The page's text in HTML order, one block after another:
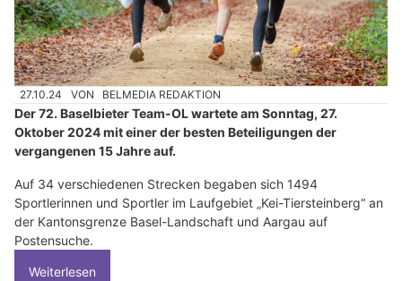
27.10.24 VON BELMEDIA REDAKTION
Der 72. Baselbieter Team-OL wartete am Sonntag, 27.
Oktober 2024 mit einer der besten Beteiligungen der
vergangenen 15 Jahre auf.
Auf 34 verschiedenen Strecken begaben sich 1494
Sportlerinnen und Sportler im Laufgebiet „Kei-Tiersteinberg“ an
der Kantonsgrenze Basel-Landschaft und Aargau auf
Postensuche.
Weiterlesen